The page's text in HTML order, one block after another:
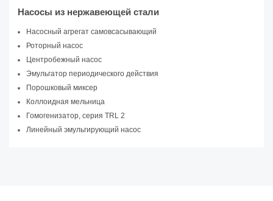
Насосы из нержавеющей стали
Насосный агрегат самовсасывающий
Роторный насос
Центробежный насос
Эмульгатор периодического действия
Порошковый миксер
Коллоидная мельница
Гомогенизатор, серия TRL 2
Линейный эмульгирующий насос